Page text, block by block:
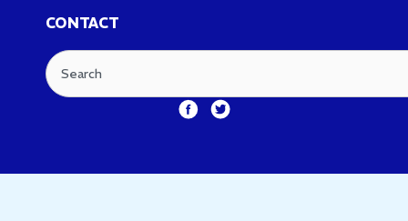
CONTACT
Search